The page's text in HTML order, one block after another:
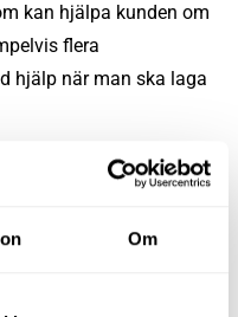
Om
kan hjälpa kunden om
flera
hjälp när man ska laga